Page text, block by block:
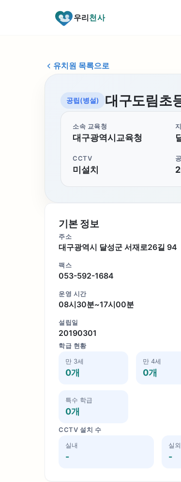
우리천사
유치원 목록으로
공립(병설) 대구도림초
소속 교육청
대구광역시교육청
CCTV
미설치
기본 정보
주소
대구광역시 달성군 서재로26길 94
팩스
053-592-1684
운영 시간
08시30분~17시00분
설립일
20190301
학급 현황
만 3세
0개
만 4세
0개
특수 학급
0개
CCTV 설치 수
실내
-
실외
-